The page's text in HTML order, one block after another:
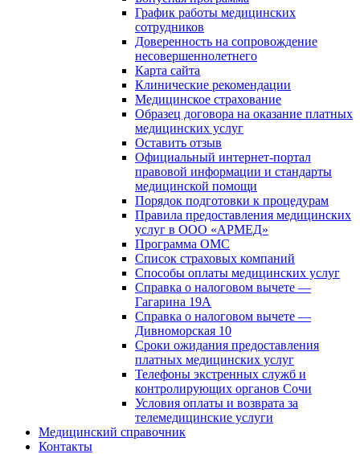
График работы медицинских
сотрудников
Доверенность на сопровождение
несовершеннолетнего
Карта сайта
Клинические рекомендации
Медицинское страхование
Образец договора на оказание платных
медицинских услуг
Оставить отзыв
Официальный интернет-портал
правовой информации и стандарты
медицинской помощи
Порядок подготовки к процедурам
Правила предоставления медицинских
услуг в ООО «АРМЕД»
Программа ОМС
Список страховых компаний
Способы оплаты медицинских услуг
Справка о налоговом вычете —
Гагарина 19А
Справка о налоговом вычете —
Дивноморская 10
Сроки ожидания предоставления
платных медицинских услуг
Телефоны экстренных служб и
контролирующих органов Сочи
Условия оплаты и возврата за
телемедицинские услуги
Медицинский справочник
Контакты